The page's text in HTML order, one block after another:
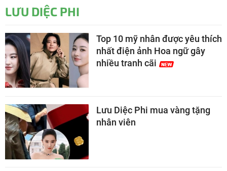
LƯU DIỆC PHI
Top 10 mỹ nhân được yêu thích
nhất điện ảnh Hoa ngữ gây
nhiều tranh cãi
Lưu Diệc Phi mua vàng tặng
nhân viên